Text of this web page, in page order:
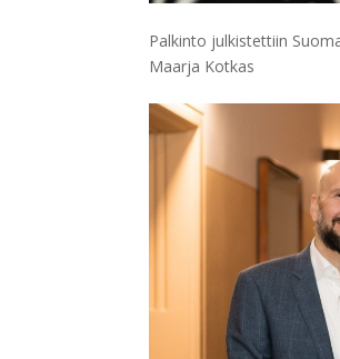
Palkinto julkistettiin
Maarja Kotkas